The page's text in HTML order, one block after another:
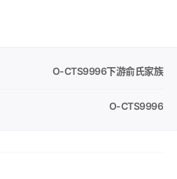
O-CTS9996下游俞氏家族
O-CTS9996